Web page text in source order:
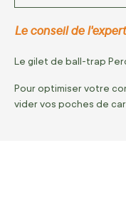
Le conseil de
Le gilet de ball-trap
Pour optimiser votre
vider vos poches de